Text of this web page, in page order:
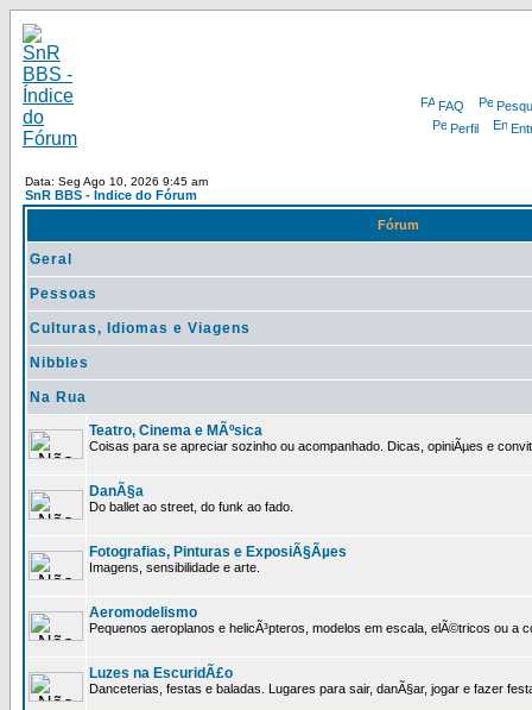
FAQ
Perfil
Data: Seg Ago 10, 2026 9:45 am
SnR BBS - Índice do Fórum
Fórum
Geral
Pessoas
Culturas, Idiomas e Viagens
Nibbles
Na Rua
Teatro, Cinema e MÃºsica
Coisas para se apreciar sozinho ou acompanhado. Dicas, opiniÃµes e
DanÃ§a
Do ballet ao street, do funk ao fado.
Fotografias, Pinturas e ExposiÃ§Ãµes
Imagens, sensibilidade e arte.
Aeromodelismo
Pequenos aeroplanos e helicÃ³pteros, modelos em escala, elÃ©tricos ou a
Luzes na EscuridÃ£o
Danceterias, festas e baladas. Lugares para sair, danÃ§ar, jogar e fazer